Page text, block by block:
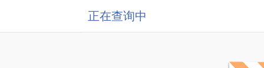
正在查询中